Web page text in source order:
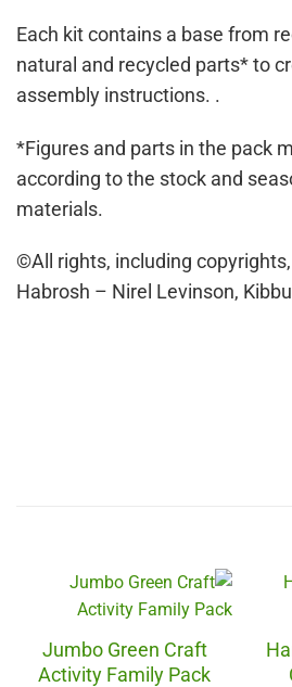
Each kit contains a base from
natural and recycled parts* to
assembly instructions. .
*Figures and parts in the pack
according to the stock and
materials.
©All rights, including
Habrosh – Nirel Levinson,
Jumbo Green Craft
Activity Family Pack